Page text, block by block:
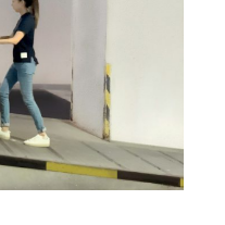
造成重大壓力，令人力